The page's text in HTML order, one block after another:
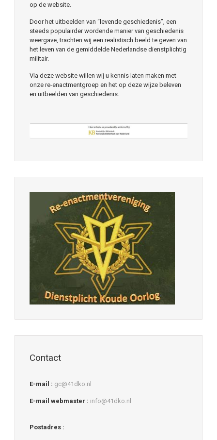
op de website.
Door het uitbeelden van “levende geschiedenis”, een
steeds populairder wordende manier van geschiedenis
weergave, trachten wij een realistisch beeld te geven van
het leven van de gemiddelde Nederlandse dienstplichtig
militair.
Via deze website willen wij u kennis laten maken met
onze re-enactmentgroep en het op deze wijze beleven
en uitbeelden van geschiedenis.
Contact
E-mail : gc@41dko.nl
E-mail webmaster : info@41dko.nl
Postadres :